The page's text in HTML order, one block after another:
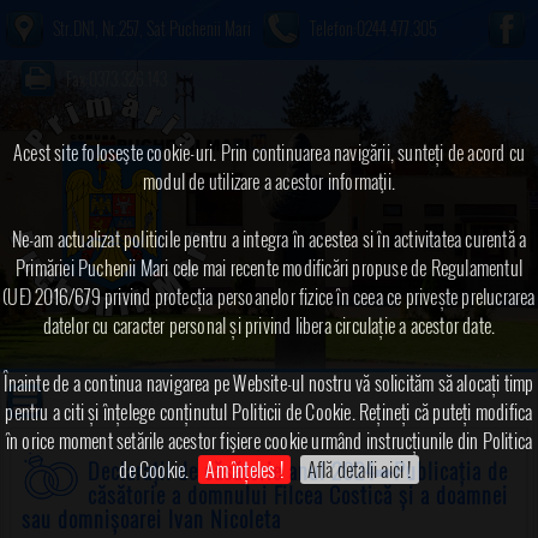
Acest site foloseşte cookie-uri. Prin continuarea navigării, sunteți de acord cu
modul de utilizare a acestor informaţii.
Ne-am actualizat politicile pentru a integra în acestea si în activitatea curentă a
Primăriei Puchenii Mari cele mai recente modificări propuse de Regulamentul
(UE) 2016/679 privind protecția persoanelor fizice în ceea ce privește prelucrarea
datelor cu caracter personal și privind libera circulație a acestor date.
Înainte de a continua navigarea pe Website-ul nostru vă solicităm să alocați timp
pentru a citi și înțelege conținutul Politicii de Cookie. Rețineți că puteți modifica
în orice moment setările acestor fişiere cookie urmând instrucțiunile din Politica
de Cookie. Am înțeles ! Află detalii aici !
Telefon:0244.477.305
Declarații de căsătorie anul 2024➠Publicația de
căsătorie a domnului Filcea Costică și a doamnei
sau domnișoarei Ivan Nicoleta